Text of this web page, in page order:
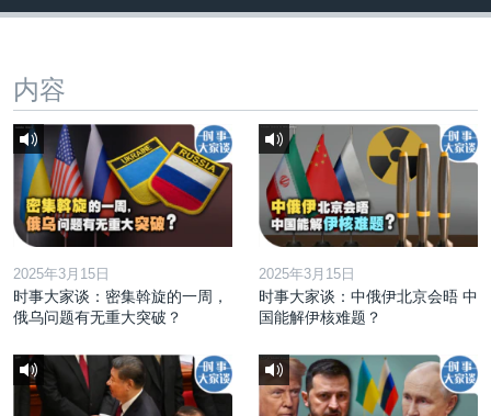
GEN Z 看美国
内容
2025年3月15日
时事大家谈：密集斡旋的一周，
俄乌问题有无重大突破？
2025年3月15日
时事大家谈：中俄伊北京会晤 中
国能解伊核难题？